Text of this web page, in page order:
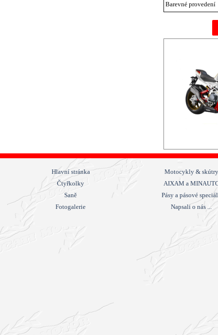
Barevné provedení
Hlavní stránka
Motocykly & skútry
Čtyřkolky
AIXAM a
Saně
Pásy a pásové
Fotogalerie
Napsali o nás ...
Návrat na obsah